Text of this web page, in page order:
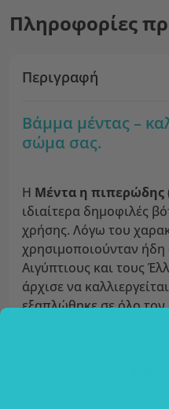
Πληροφορίες
Περιγραφή
Βάμμα μέντας –
σώμα σας.
Η Μέντα η πιπερώδης
ιδιαίτερα δημοφιλές
χρήσης. Λόγω του
χρησιμοποιούνταν
Αιγύπτιους και τους
άρχισε να
εξαπλώθηκε σε όλο